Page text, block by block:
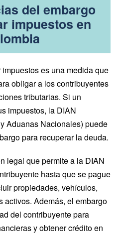
del embargo
impuestos en
es una medida que
obligar a los contribuyentes
tributarias. Si un
impuestos, la DIAN
Aduanas Nacionales) puede
para recuperar la deuda.
legal que permite a la DIAN
hasta que se pague
propiedades, vehículos,
activos. Además, el embargo
del contribuyente para
y obtener crédito en